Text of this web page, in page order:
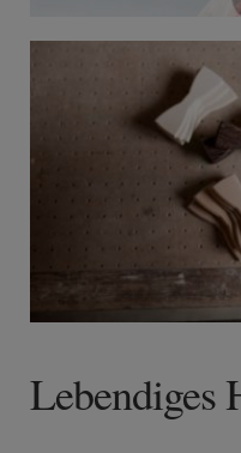
Lebendiges